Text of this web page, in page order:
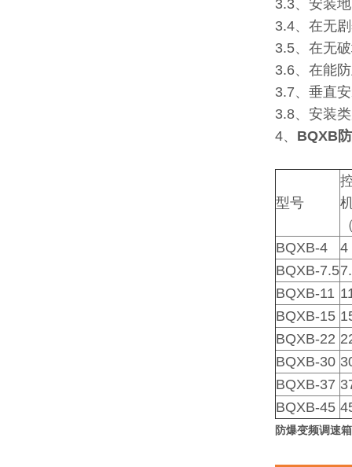
3.3、安装
3.4、在无
3.5、在无
3.6、在能
3.7、垂直
3.8、安装
4、 BQXB
型号
BQXB-4
4
BQXB-7.5
BQXB-11
BQXB-15
BQXB-22
BQXB-30
BQXB-37
BQXB-45
防爆变频调速